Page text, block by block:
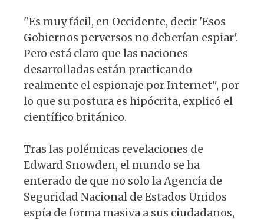
"Es muy fácil, en Occidente, decir 'Esos
Gobiernos perversos no deberían espiar'.
Pero está claro que las naciones
desarrolladas están practicando
realmente el espionaje por Internet", por
lo que su postura es hipócrita, explicó el
científico británico.
Tras las polémicas revelaciones de
Edward Snowden, el mundo se ha
enterado de que no solo la Agencia de
Seguridad Nacional de Estados Unidos
espía de forma masiva a sus ciudadanos,